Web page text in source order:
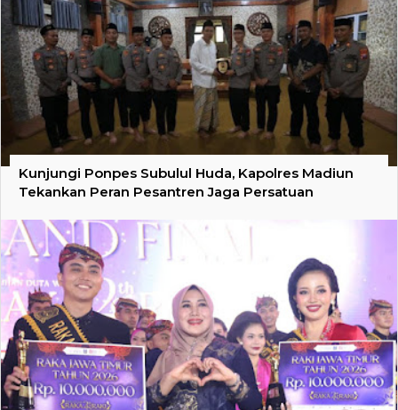
Kunjungi Ponpes Subulul Huda, Kapolres Madiun
Tekankan Peran Pesantren Jaga Persatuan